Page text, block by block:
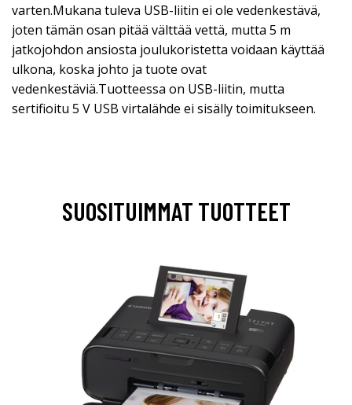
varten.Mukana tuleva USB-liitin ei ole vedenkestävä,
joten tämän osan pitää välttää vettä, mutta 5 m
jatkojohdon ansiosta joulukoristetta voidaan käyttää
ulkona, koska johto ja tuote ovat
vedenkestäviä.Tuotteessa on USB-liitin, mutta
sertifioitu 5 V USB virtalähde ei sisälly toimitukseen.
SUOSITUIMMAT TUOTTEET